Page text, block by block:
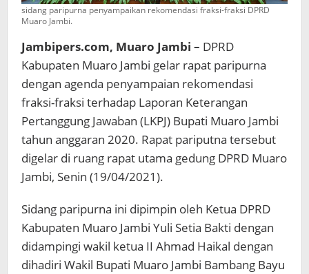
sidang paripurna penyampaikan rekomendasi fraksi-fraksi DPRD
Muaro Jambi.
Jambipers.com, Muaro Jambi – DPRD
Kabupaten Muaro Jambi gelar rapat paripurna
dengan agenda penyampaian rekomendasi
fraksi-fraksi terhadap Laporan Keterangan
Pertanggung Jawaban (LKPJ) Bupati Muaro Jambi
tahun anggaran 2020. Rapat pariputna tersebut
digelar di ruang rapat utama gedung DPRD Muaro
Jambi, Senin (19/04/2021).
Sidang paripurna ini dipimpin oleh Ketua DPRD
Kabupaten Muaro Jambi Yuli Setia Bakti dengan
didampingi wakil ketua II Ahmad Haikal dengan
dihadiri Wakil Bupati Muaro Jambi Bambang Bayu